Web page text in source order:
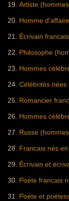
Artiste
Homme
Écrivain
Philosophe
Hommes
Célébrités
Romancier
Hommes
Russe
Francais nés
Écrivain et
Poète francais
Poète et